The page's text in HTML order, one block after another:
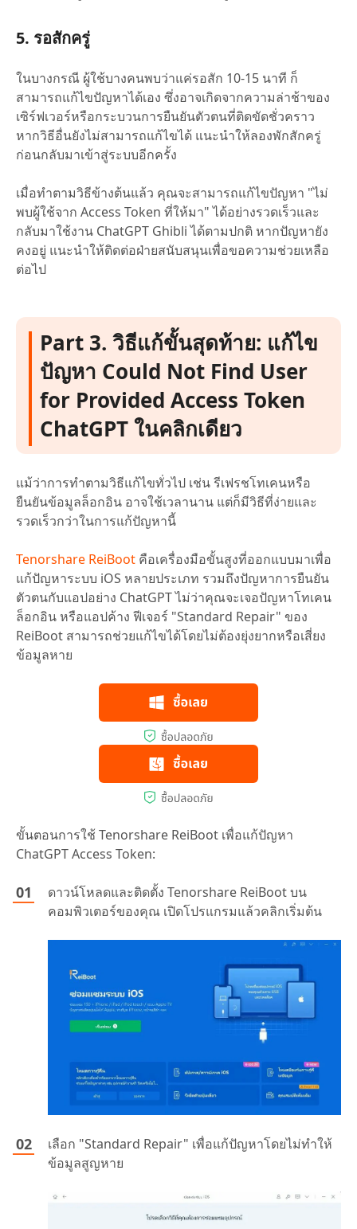
5. รอสักครู่
ในบางกรณี ผู้ใช้บางคนพบว่าแค่รอสัก 10-15 นาที ก็
สามารถแก้ไขปัญหาได้เอง ซึ่งอาจเกิดจากความล่าช้าของ
เซิร์ฟเวอร์หรือกระบวนการยืนยันตัวตนที่ติดขัดชั่วคราว
หากวิธีอื่นยังไม่สามารถแก้ไขได้ แนะนำให้ลองพักสักครู่
ก่อนกลับมาเข้าสู่ระบบอีกครั้ง
เมื่อทำตามวิธีข้างต้นแล้ว คุณจะสามารถแก้ไขปัญหา "ไม่
พบผู้ใช้จาก Access Token ที่ให้มา" ได้อย่างรวดเร็วและ
กลับมาใช้งาน ChatGPT Ghibli ได้ตามปกติ หากปัญหายัง
คงอยู่ แนะนำให้ติดต่อฝ่ายสนับสนุนเพื่อขอความช่วยเหลือ
ต่อไป
Part 3. วิธีแก้ขั้นสุดท้าย: แก้ไข
ปัญหา Could Not Find User
for Provided Access Token
ChatGPT ในคลิกเดียว
แม้ว่าการทำตามวิธีแก้ไขทั่วไป เช่น รีเฟรชโทเคนหรือ
ยืนยันข้อมูลล็อกอิน อาจใช้เวลานาน แต่ก็มีวิธีที่ง่ายและ
รวดเร็วกว่าในการแก้ปัญหานี้
Tenorshare ReiBoot คือเครื่องมือขั้นสูงที่ออกแบบมาเพื่อ
แก้ปัญหาระบบ iOS หลายประเภท รวมถึงปัญหาการยืนยัน
ตัวตนกับแอปอย่าง ChatGPT ไม่ว่าคุณจะเจอปัญหาโทเคน
ล็อกอิน หรือแอปค้าง ฟีเจอร์ "Standard Repair" ของ
ReiBoot สามารถช่วยแก้ไขได้โดยไม่ต้องยุ่งยากหรือเสี่ยง
ข้อมูลหาย
ขั้นตอนการใช้ Tenorshare ReiBoot เพื่อแก้ปัญหา
ChatGPT Access Token:
ดาวน์โหลดและติดตั้ง Tenorshare ReiBoot บน
คอมพิวเตอร์ของคุณ เปิดโปรแกรมแล้วคลิกเริ่มต้น
เลือก "Standard Repair" เพื่อแก้ปัญหาโดยไม่ทำให้
ข้อมูลสูญหาย